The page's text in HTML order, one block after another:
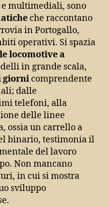
multimediali, sono
che raccontano
in Portogallo,
operativi. Si spazia
locomotive a
in grande scala,
giorni comprendente
dalle
telefoni, alla
delle linee
ossia un carrello a
binario, testimonia il
del lavoro
Non mancano
in cui si mostra
sviluppo